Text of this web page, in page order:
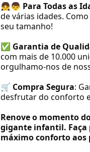
👧👦 Para Todas as
de várias idades.
seu tamanho!
✅ Garantia de
com mais de 10.000
orgulhamo-nos de
🛒 Compra Segura:
desfrutar do conforto
Renove o momento
gigante infantil. Faça
máximo conforto aos